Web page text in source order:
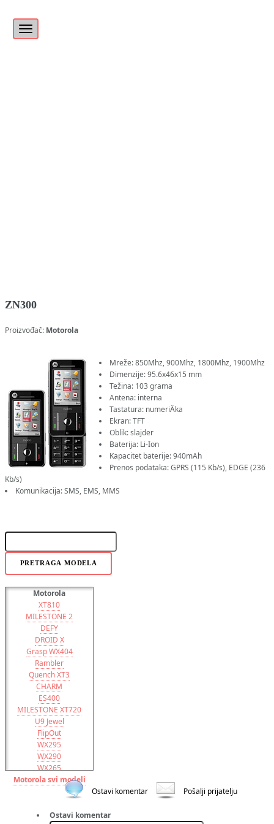
ZN300
Proizvođač: Motorola
Mreže: 850Mhz, 900Mhz, 1800Mhz, 1900Mhz
Dimenzije: 95.6x46x15 mm
Težina: 103 grama
Antena: interna
Tastatura: numeriÄka
Ekran: TFT
Oblik: slajder
Baterija: Li-Ion
Kapacitet baterije: 940mAh
Prenos podataka: GPRS (115 Kb/s), EDGE (236
Kb/s)
Komunikacija: SMS, EMS, MMS
PRETRAGA MODELA
Motorola
XT810
MILESTONE 2
DEFY
DROID X
Grasp WX404
Rambler
Quench XT3
CHARM
ES400
MILESTONE XT720
U9 Jewel
FlipOut
WX295
WX290
WX265
WX260
QUENCH
Motorola svi modeli
Ostavi komentar
Pošalji prijatelju
Ostavi komentar